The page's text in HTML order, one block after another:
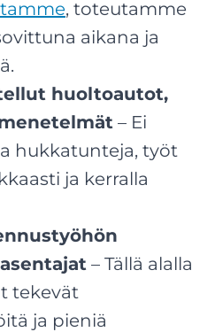
, toteutamme
aikana ja
huoltoautot,
– Ei
hukkatunteja, työt
ja kerralla
– Tällä alalla
tekevät
ja pieniä